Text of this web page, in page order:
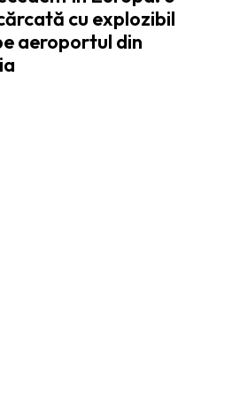
cu explozibil
aeroportul din